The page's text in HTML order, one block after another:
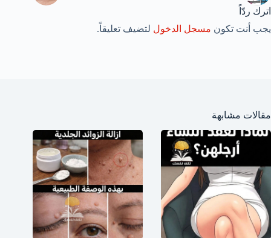
اترك ردّاً
يجب أنت تكون مسجل الدخول لتضيف تعليقاً.
مقالات مشابهة